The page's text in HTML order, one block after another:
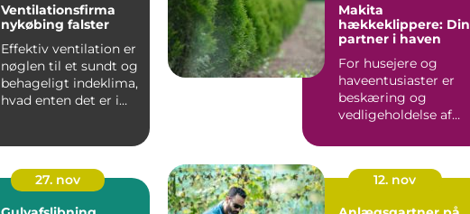
Ventilationsfirma
nykøbing falster
Effektiv ventilation er
nøglen til et sundt og
behageligt indeklima,
hvad enten det er i
Makita
hækkeklippere: Din
partner i haven
For husejere og
haveentusiaster er
beskæring og
vedligeholdelse af
tilbage...
27. nov
12. nov